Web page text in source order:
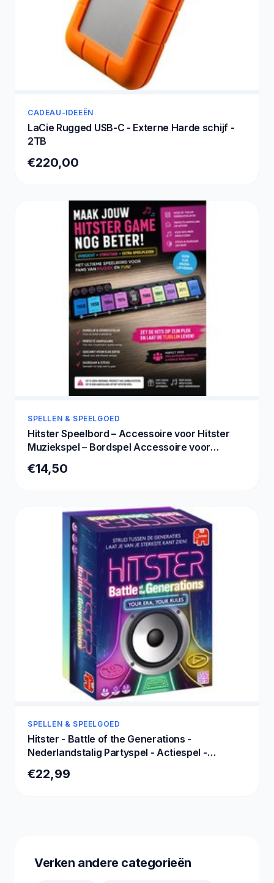
CADEAU-IDEEËN
LaCie Rugged USB-C - Externe Harde schijf -
2TB
€220,00
SPELLEN & SPEELGOED
Hitster Speelbord – Accessoire voor Hitster
Muziekspel – Bordspel Accessoire voor
€14,50
SPELLEN & SPEELGOED
Hitster - Battle of the Generations -
Nederlandstalig Partyspel - Actiespel -
€22,99
Verken andere categorieën